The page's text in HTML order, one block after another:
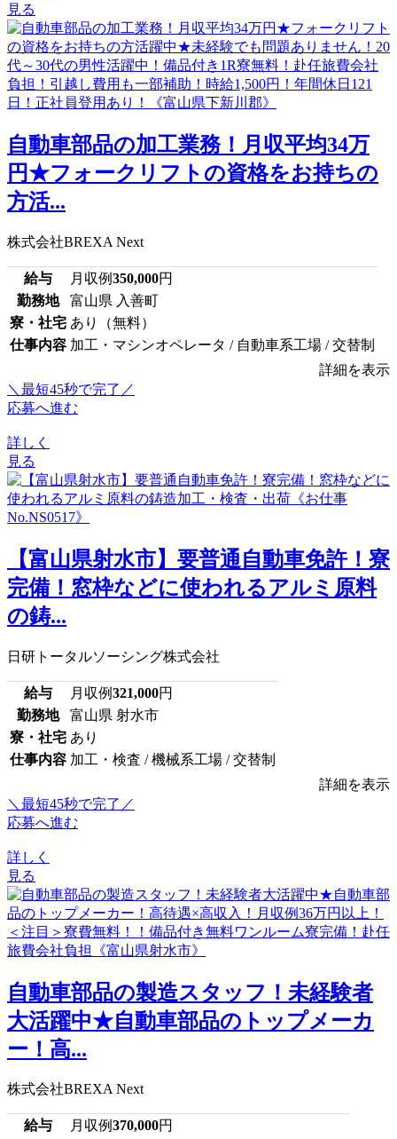
見る
自動車部品の加工業務！月収平均34万
円★フォークリフトの資格をお持ちの
方活...
株式会社BREXA Next
給与 月収例350,000円
勤務地
富山県 入善町
寮・社宅 あり（無料）
仕事内容 加工・マシンオペレータ / 自動車系工場 / 交替制
詳細を表示
＼最短45秒で完了／
応募へ進む
詳しく
見る
【富山県射水市】要普通自動車免許！寮
完備！窓枠などに使われるアルミ原料
の鋳...
日研トータルソーシング株式会社
給与 月収例321,000円
勤務地
富山県 射水市
寮・社宅 あり
仕事内容 加工・検査 / 機械系工場 / 交替制
詳細を表示
＼最短45秒で完了／
応募へ進む
詳しく
見る
自動車部品の製造スタッフ！未経験者
大活躍中★自動車部品のトップメーカ
ー！高...
株式会社BREXA Next
給与 月収例370,000円